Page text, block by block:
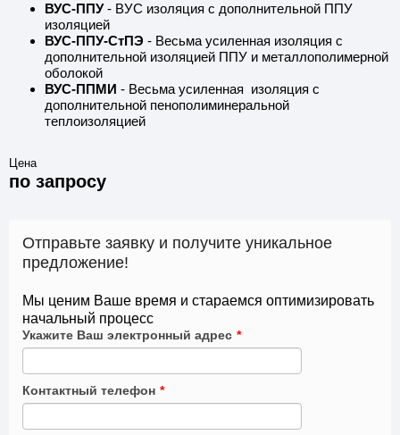
ВУС-ППУ- ВУС изоляция с дополнительной ППУ
изоляцией
ВУС-ППУ-СтПЭ - Весьма усиленная изоляция с
дополнительной изоляцией ППУ и металлополимерной
оболокой
ВУС-ППМИ - Весьма усиленная изоляция с
дополнительной пенополиминеральной
теплоизоляцией
Цена
по запросу
Отправьте заявку и получите уникальное
предложение!
Мы ценим Ваше время и стараемся оптимизировать
начальный процесс
Укажите Ваш электронный адрес *
Контактный телефон *